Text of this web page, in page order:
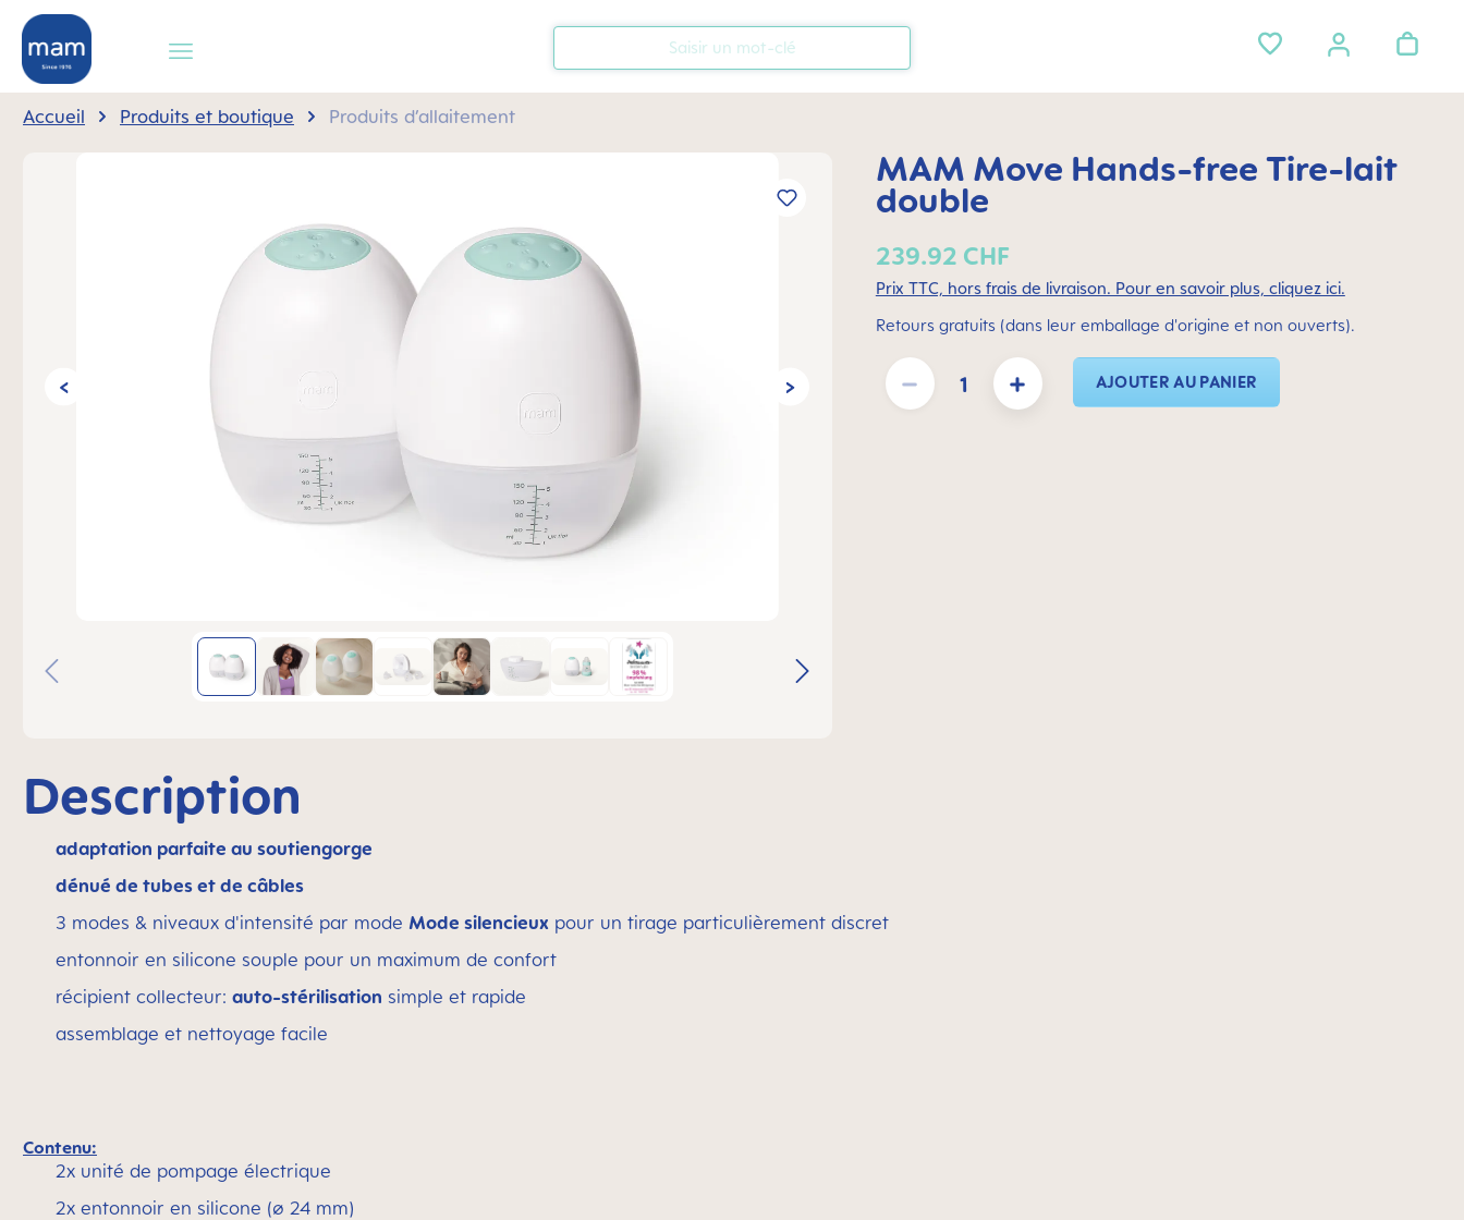
Accueil Produits et boutique Produits d’allaitement
MAM Move Hands-free Tire-lait
double
239.92 CHF
Prix TTC, hors frais de livraison. Pour en savoir plus, cliquez ici.
Retours gratuits (dans leur emballage d'origine et non ouverts).
Quantité de produit : Entrez la quantité souhaitée ou utilisez les boutons pour augmenter ou
AJOUTER AU PANIER
Description
adaptation parfaite au soutiengorge
dénué de tubes et de câbles
3 modes & niveaux d'intensité par mode Mode silencieux pour un tirage particulièrement discret
entonnoir en silicone souple pour un maximum de confort
récipient collecteur: auto-stérilisation simple et rapide
assemblage et nettoyage facile
Contenu:
2x unité de pompage électrique
2x entonnoir en silicone (∅ 24 mm)